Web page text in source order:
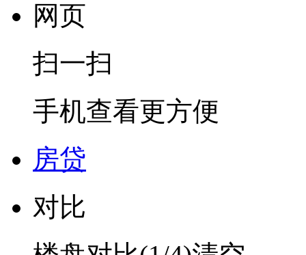
网页
扫一扫
手机查看更方便
房贷
对比